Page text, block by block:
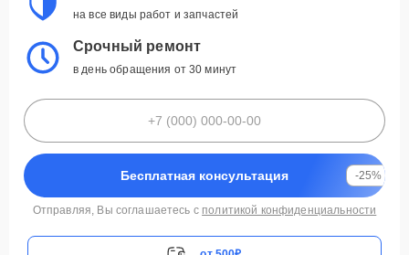
на все виды работ и запчастей
Срочный ремонт
в день обращения от 30 минут
Бесплатная консультация -25%
Отправляя, Вы соглашаетесь с политикой конфиденциальности